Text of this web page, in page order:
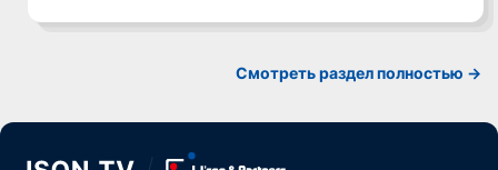
Смотреть раздел полностью ->